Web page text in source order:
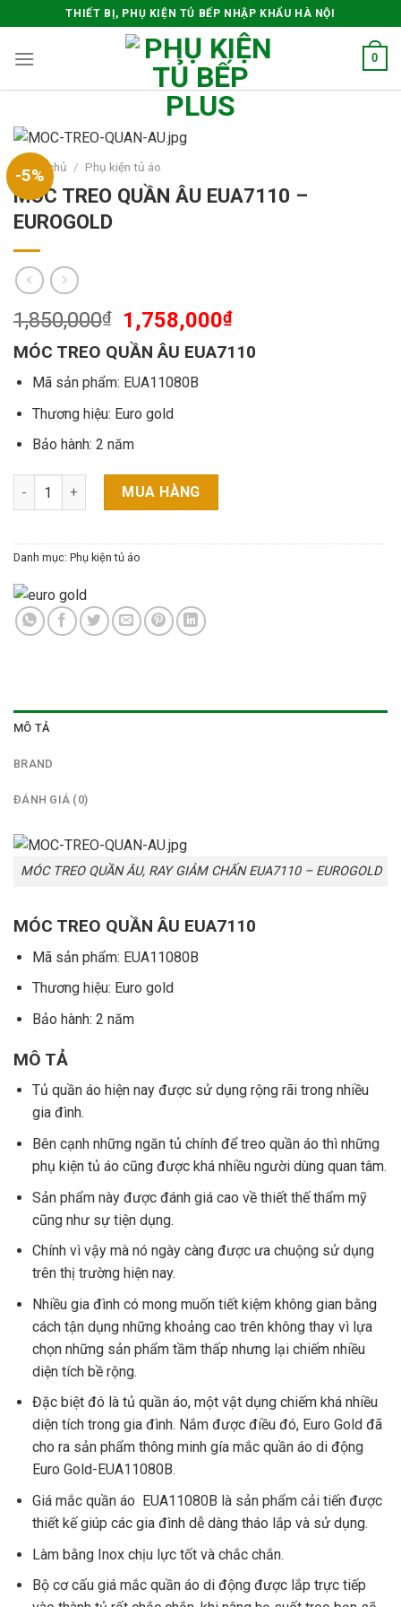
to
content
THIẾT BỊ, PHỤ KIỆN TỦ BẾP NHẬP KHẨU HÀ NỘI
0
-5%
Trang chủ / Phụ kiện tủ áo
MÓC TREO QUẦN ÂU EUA7110 –
EUROGOLD
1,850,000₫ 1,758,000₫
MÓC TREO QUẦN ÂU EUA7110
Mã sản phẩm: EUA11080B
Thương hiệu: Euro gold
Bảo hành: 2 năm
MÓC TREO QUẦN ÂU EUA7110 – EUROGOLD số lượng
MUA HÀNG
Danh mục: Phụ kiện tủ áo
MÔ TẢ
BRAND
ĐÁNH GIÁ (0)
MÓC TREO QUẦN ÂU, RAY GIẢM CHẤN EUA7110 – EUROGOLD
MÓC TREO QUẦN ÂU EUA7110
Mã sản phẩm: EUA11080B
Thương hiệu: Euro gold
Bảo hành: 2 năm
MÔ TẢ
Tủ quần áo hiện nay được sử dụng rộng rãi trong nhiều
gia đình.
Bên cạnh những ngăn tủ chính để treo quần áo thì những
phụ kiện tủ áo cũng được khá nhiều người dùng quan tâm.
Sản phẩm này được đánh giá cao về thiết thế thẩm mỹ
cũng như sự tiện dụng.
Chính vì vậy mà nó ngày càng được ưa chuộng sử dụng
trên thị trường hiện nay.
Nhiều gia đình có mong muốn tiết kiệm không gian bằng
cách tận dụng những khoảng cao trên không thay vì lựa
chọn những sản phẩm tầm thấp nhưng lại chiếm nhiều
diện tích bề rộng.
Đặc biệt đó là tủ quần áo, một vật dụng chiếm khá nhiều
diện tích trong gia đình. Nắm được điều đó, Euro Gold đã
cho ra sản phẩm thông minh gía mắc quần áo di động
Euro Gold-EUA11080B.
Giá mắc quần áo EUA11080B là sản phẩm cải tiến được
thiết kế giúp các gia đình dễ dàng tháo lắp và sử dụng.
Làm bằng Inox chịu lực tốt và chắc chắn.
Bộ cơ cấu giá mắc quần áo di động được lắp trực tiếp